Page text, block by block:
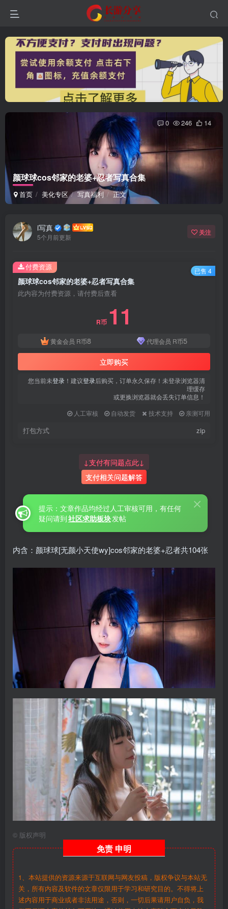
颜球球cos邻家的老婆+忍者写真合集
首页 美化专区 写真福利 正文
0 246 14
i写真
5个月前更新
关注
颜球球cos邻家的老婆+忍者写真合集
此内容为付费资源，请付费后查看
R币 11
黄金会员 R币8 代理会员 R币5
立即购买
您当前未登录 ！建议登录后购买，订单永久保存！未登录浏览器清
理缓存
或更换浏览器就会丢失订单信息！
人工审核
自动发货 技术支持 亲测可用
打包方式 zip
付费资源 已售 4
↓支付有问题点此↓
支付相关问题解答
提示：文章作品均经过人工审核可用，有任何
疑问请到社区求助板块发帖
内含：颜球球[无颜小天使wy]cos邻家的老婆+忍者共104张
© 版权声明
免责 申明
1、本站提供的资源来源于互联网与网友投稿，版权争议与本站无
关，所有内容及软件的文章仅限用于学习和研究目的。不得将上
述内容用于商业或者非法用途，否则，一切后果请用户自负，我